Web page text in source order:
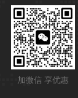
加微信 享优惠